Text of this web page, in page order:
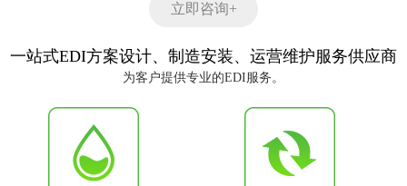
立即咨询+
一站式EDI方案设计、制造安装、运营维护服务供应商
为客户提供专业的EDI服务。